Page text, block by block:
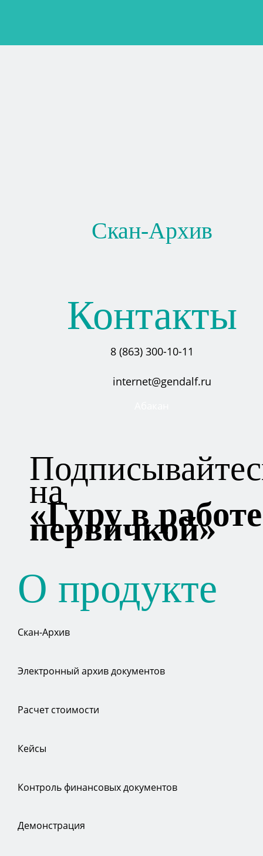
Скан-Архив
Контакты
8 (863) 300-10-11
internet@gendalf.ru
на
«Гуру в
первичкой»
О продукте
Скан-Архив
Электронный архив документов
Расчет стоимости
Кейсы
Контроль финансовых документов
Демонстрация